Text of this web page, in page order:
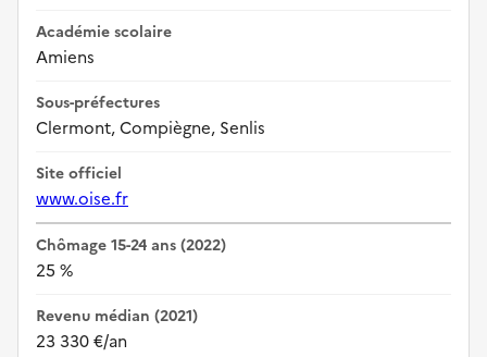
Académie scolaire
Amiens
Sous-préfectures
Clermont, Compiègne, Senlis
Site officiel
www.oise.fr
Chômage 15-24 ans (2022)
25 %
Revenu médian (2021)
23 330 €/an